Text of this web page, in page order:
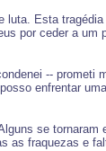
luta. Esta
por ceder a um
-- prometi
enfrentar
se tornaram
as fraquezas e